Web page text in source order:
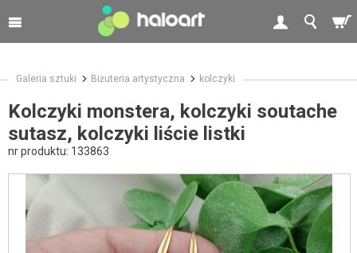
Galeria sztuki Biżuteria artystyczna kolczyki
Kolczyki monstera, kolczyki soutache
sutasz, kolczyki liście listki
nr produktu: 133863